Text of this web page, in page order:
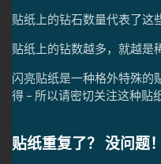
贴纸上的钻石数量代表了这
贴纸上的钻数越多，就越是
闪亮贴纸是一种格外特殊的
得 – 所以请密切关注这种贴
贴纸重复了？ 没问题！